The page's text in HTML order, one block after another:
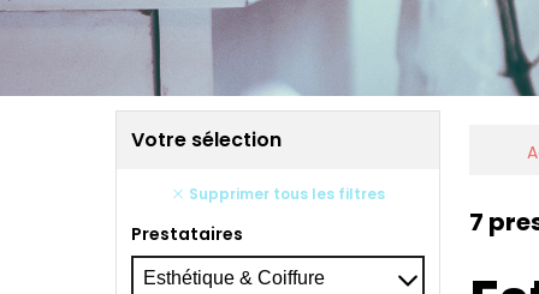
Votre sélection
Supprimer tous les filtres
Prestataires 7